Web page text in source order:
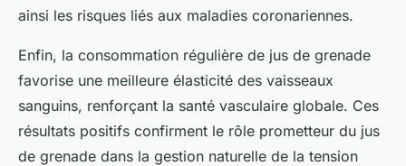
ainsi les risques liés aux maladies coronariennes.
Enfin, la consommation régulière de jus de grenade
favorise une meilleure élasticité des vaisseaux
sanguins, renforçant la santé vasculaire globale. Ces
résultats positifs confirment le rôle prometteur du jus
de grenade dans la gestion naturelle de la tension